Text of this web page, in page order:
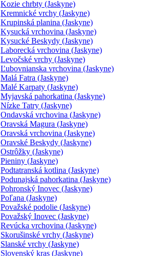
Kozie chrbty (Jaskyne)
Kremnické vrchy (Jaskyne)
Krupinská planina (Jaskyne)
Kysucká vrchovina (Jaskyne)
Kysucké Beskydy (Jaskyne)
Laborecká vrchovina (Jaskyne)
Levočské vrchy (Jaskyne)
Ľubovnianska vrchovina (Jaskyne)
Malá Fatra (Jaskyne)
Malé Karpaty (Jaskyne)
Myjavská pahorkatina (Jaskyne)
Nízke Tatry (Jaskyne)
Ondavská vrchovina (Jaskyne)
Oravská Magura (Jaskyne)
Oravská vrchovina (Jaskyne)
Oravské Beskydy (Jaskyne)
Ostrôžky (Jaskyne)
Pieniny (Jaskyne)
Podtatranská kotlina (Jaskyne)
Podunajská pahorkatina (Jaskyne)
Pohronský Inovec (Jaskyne)
Poľana (Jaskyne)
Považské podolie (Jaskyne)
Považský Inovec (Jaskyne)
Revúcka vrchovina (Jaskyne)
Skorušinské vrchy (Jaskyne)
Slanské vrchy (Jaskyne)
Slovenský kras (Jaskyne)